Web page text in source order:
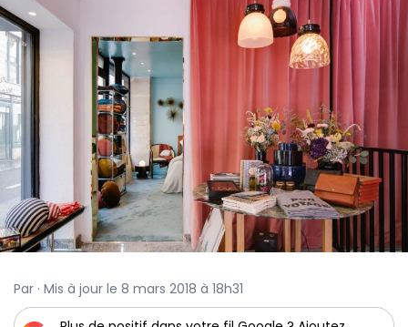
Par · Mis à jour le 8 mars 2018 à 18h31